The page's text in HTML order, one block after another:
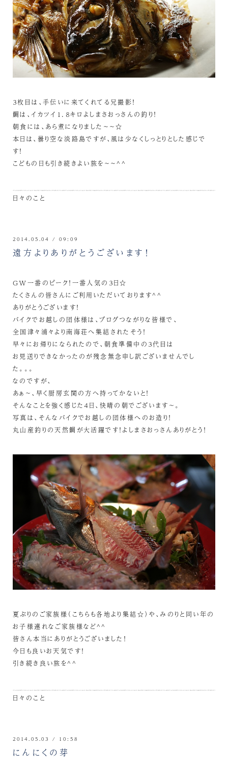
３枚目は、手伝いに来てくれてる兄撮影！
鯛は、イカツイ１．８キロよしまさおっさんの釣り！
朝食には、あら煮になりました～～☆
本日は、曇り空な淡路島ですが、風は少なくしっとりとした感じで
す！
こどもの日も引き続きよい旅を～～^^
日々のこと
2014.05.04 / 09:09
遠方よりありがとうございます！
GW一番のピーク！一番人気の３日☆
たくさんの皆さんにご利用いただいております^^
ありがとうございます！
バイクでお越しの団体様は、ブログつながりな皆様で、
全国津々浦々より南海荘へ集結されたそう！
早々にお帰りになられたので、朝食準備中の３代目は
お見送りできなかったのが残念無念申し訳ございませんでし
た。。。
なのですが、
あぁ～、早く厨房玄関の方へ持ってかないと！
そんなことを強く感じた４日、快晴の朝でございます～。
写真は、そんなバイクでお越しの団体様へのお造り！
丸山産釣りの天然鯛が大活躍です！よしまさおっさんありがとう！
夏ぶりのご家族様（こちらも各地より集結☆）や、みのりと同い年の
お子様連れなご家族様など^^
皆さん本当にありがとうございました！
今日も良いお天気です！
引き続き良い旅を^^
日々のこと
2014.05.03 / 10:58
にんにくの芽